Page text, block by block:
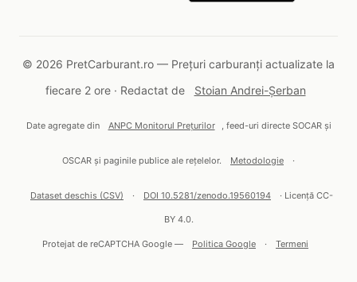
© 2026 PretCarburant.ro — Prețuri carburanți actualizate la
fiecare 2 ore · Redactat de
Stoian Andrei-Șerban
Date agregate din ANPC Monitorul Prețurilor , feed-uri directe SOCAR și
OSCAR și paginile publice ale rețelelor. Metodologie ·
Dataset deschis (CSV) · DOI 10.5281/zenodo.19560194 · Licență CC-
BY 4.0.
Protejat de reCAPTCHA Google — Politica Google · Termeni